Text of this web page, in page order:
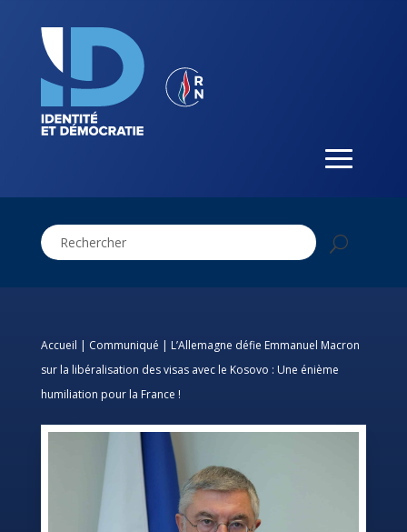
Accueil | Communiqué | L’Allemagne défie Emmanuel Macron
sur la libéralisation des visas avec le Kosovo : Une énième
humiliation pour la France !